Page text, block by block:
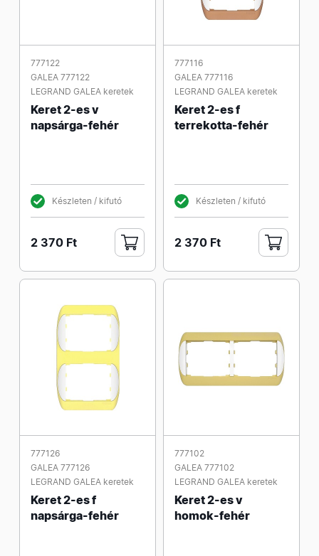
777122
GALEA 777122
LEGRAND GALEA keretek
Keret 2-es v
napsárga-fehér
Készleten / kifutó
2 370 Ft
777116
GALEA 777116
LEGRAND GALEA keretek
Keret 2-es f
terrekotta-fehér
Készleten / kifutó
2 370 Ft
777126
GALEA 777126
LEGRAND GALEA keretek
Keret 2-es f
napsárga-fehér
777102
GALEA 777102
LEGRAND GALEA keretek
Keret 2-es v
homok-fehér